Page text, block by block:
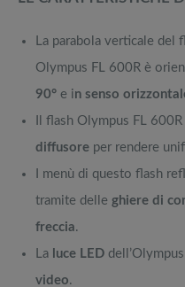
La parabola verticale del
Olympus FL 600R è
90° e in senso
Il flash Olympus FL
diffusore per rendere
I menù di questo flash
tramite delle ghiere di
freccia.
La luce LED
video.